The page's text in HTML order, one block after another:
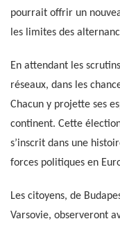
pourrait offrir un
les limites des
En attendant les
réseaux, dans les
Chacun y projette ses
continent. Cette
s’inscrit dans une
forces politiques en
Les citoyens, de
Varsovie, observeront